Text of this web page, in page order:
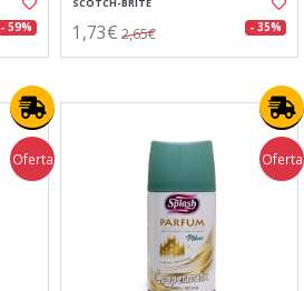
- 59% 1,73€ 2,65€ - 35%
Oferta Oferta